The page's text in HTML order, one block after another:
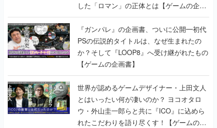
した「ロマン」の正体とは【ゲームの企画
書】
『ガンパレ』の企画書、ついに公開━初代
PSの伝説的タイトルは、なぜ生まれたの
か？そして『LOOP8』へ受け継がれたもの
【ゲームの企画書】
世界が認めるゲームデザイナー・上田文人
とはいったい何が凄いのか？ ヨコオタロ
ウ・外山圭一郎らと共に『ICO』に込めら
れたこだわりを語り尽くす！【ゲームの企